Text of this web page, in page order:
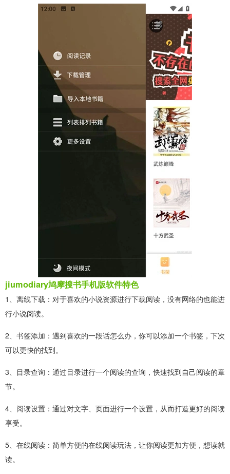
jiumodiary鸠摩搜书手机版软件特色
1、离线下载：对于喜欢的小说资源进行下载阅读，没有网络的也能进
行小说阅读。
2、书签添加：遇到喜欢的一段话怎么办，你可以添加一个书签，下次
可以更快的找到。
3、目录查询：通过目录进行一个阅读的查询，快速找到自己阅读的章
节。
4、阅读设置：通过对文字、页面进行一个设置，从而打造更好的阅读
享受。
5、在线阅读：简单方便的在线阅读玩法，让你阅读更加方便，想读就
读。